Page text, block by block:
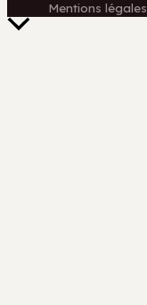
Mentions légales